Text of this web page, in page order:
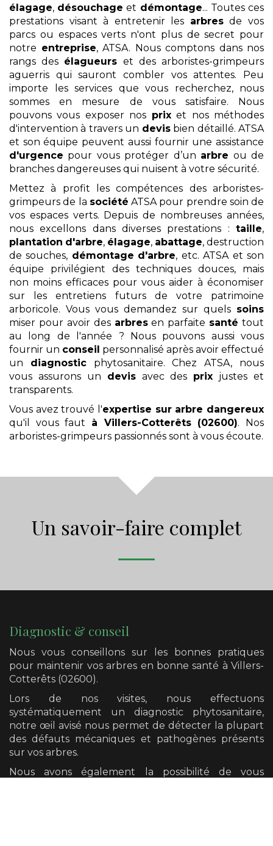
élagage, désouchage et démontage... Toutes ces
prestations visant à entretenir les arbresde vos
parcs ou espaces verts n'ont plus de secret pour
notre entreprise, ATSA. Nous comptons dans nos
rangs des élagueurs et des arboristes-grimpeurs
aguerris qui sauront combler vos attentes. Peu
importe les services que vous recherchez, nous
sommes en mesure de vous satisfaire. Nous
pouvons vous exposer nos prixet nos méthodes
d'intervention à travers un devisbien détaillé. ATSA
et son équipe peuvent aussi fournir une assistance
d'urgence pour vous protéger d’un arbre ou de
branches dangereuses qui nuisent à votre sécurité.
Mettez à profit les compétences des arboristes-
grimpeurs de la société ATSA pour prendre soin de
vos espaces verts. Depuis de nombreuses années,
nous excellons dans diverses prestations : taille,
plantation d'arbre, élagage, abattage, destruction
de souches, démontage d'arbre, etc. ATSA et son
équipe privilégient des techniques douces, mais
non moins efficaces pour vous aider à économiser
sur les entretiens futurs de votre patrimoine
arboricole. Vous vous demandez sur quels soins
miser pour avoir des arbresen parfaite santé tout
au long de l'année ? Nous pouvons aussi vous
fournir un conseil personnalisé après avoir effectué
un diagnosticphytosanitaire. Chez ATSA, nous
vous assurons un devisavec des prix justes et
transparents.
Vous avez trouvé l'expertise sur arbre dangereux
qu'il vous faut à Villers-Cotterêts (02600). Nos
arboristes-grimpeurs passionnés sont à vous écoute.
Un savoir-faire complet
Diagnostic & conseil
Nous vous conseillons sur les bonnes pratiques
pour maintenir vos arbres en bonne santé à Villers-
Cotterêts (02600).
Lors de nos visites, nous effectuons
systématiquement un diagnostic phytosanitaire,
notre œil avisé nous permet de détecter la plupart
des défauts mécaniques et pathogènes présents
sur vos arbres.
Nous avons également la possibilité de vous